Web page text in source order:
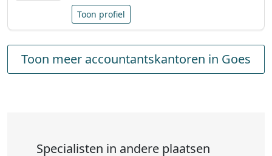
Toon profiel
Toon meer accountantskantoren in Goes
Specialisten in andere plaatsen